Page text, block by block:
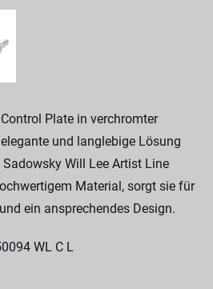
Plate in verchromter
und langlebige Lösung
Will Lee Artist Line
Material, sorgt sie für
ein ansprechendes Design.
WL C L